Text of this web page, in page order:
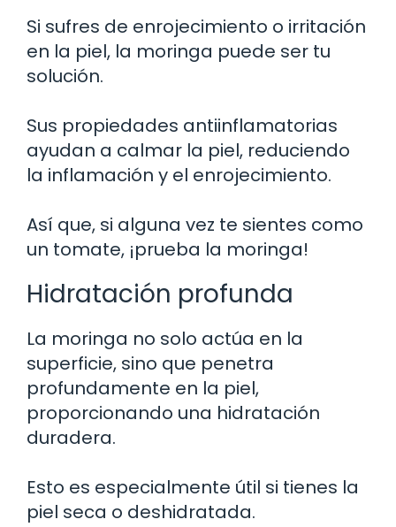
Si sufres de enrojecimiento o irritación
en la piel, la moringa puede ser tu
solución.
Sus propiedades antiinflamatorias
ayudan a calmar la piel, reduciendo
la inflamación y el enrojecimiento.
Así que, si alguna vez te sientes como
un tomate, ¡prueba la moringa!
Hidratación profunda
La moringa no solo actúa en la
superficie, sino que penetra
profundamente en la piel,
proporcionando una hidratación
duradera.
Esto es especialmente útil si tienes la
piel seca o deshidratada.